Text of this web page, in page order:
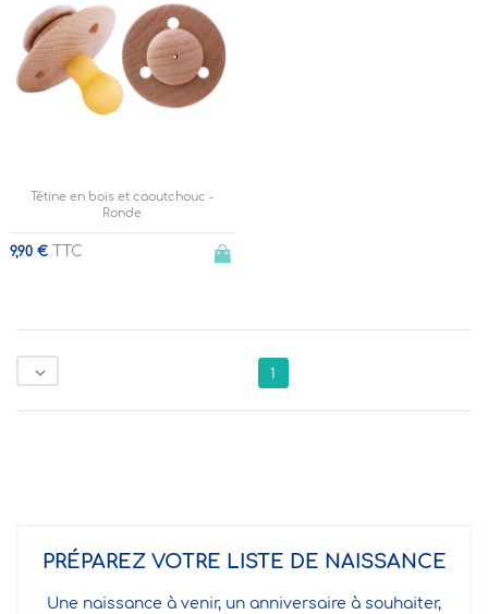
Tétine en bois et caoutchouc -
Ronde
9,90 € TTC
 1
PRÉPAREZ VOTRE LISTE DE NAISSANCE
Une naissance à venir, un anniversaire à souhaiter,